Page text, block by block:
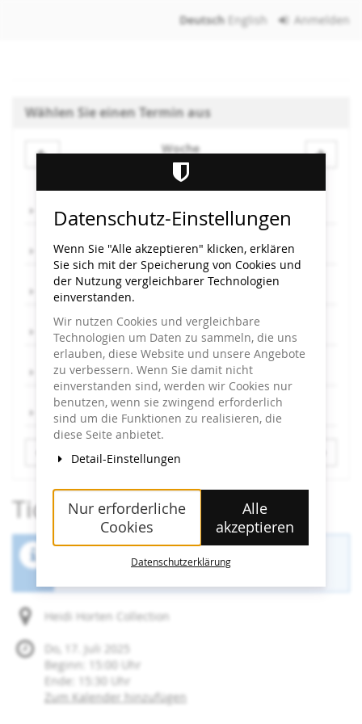
Deutsch English Anmelden
Wählen Sie einen Termin aus
Woche
auswählen
Woche
Mo, 4.8.
Mi, 6.8.
Do, 7.8.
Fr, 8.8.
Sa, 9.8.
So, 10.8.
Tickets
Der Buchungszeitraum für diese Veranstaltung
Heidi Horten Collection
Do, 17. Juli 2025
Beginn:
15:00
Uhr
Ende:
15:30
Uhr
Zum Kalender hinzufügen
Datenschutz-Einstellungen
Wenn Sie "Alle akzeptieren" klicken, erklären
Sie sich mit der Speicherung von Cookies und
der Nutzung vergleichbarer Technologien
einverstanden.
Wir nutzen Cookies und vergleichbare
Technologien um Daten zu sammeln, die uns
erlauben, diese Website und unsere Angebote
zu verbessern. Wenn Sie damit nicht
einverstanden sind, werden wir Cookies nur
benutzen, wenn sie zwingend erforderlich
sind um die Funktionen zu realisieren, die
diese Seite anbietet.
Detail-Einstellungen
Nur erforderliche
Cookies
Alle
akzeptieren
Datenschutzerklärung